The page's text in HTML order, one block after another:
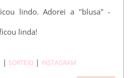
lindo. Adorei a "blusa" -
linda!
| SORTEIO| INSTAGRAM